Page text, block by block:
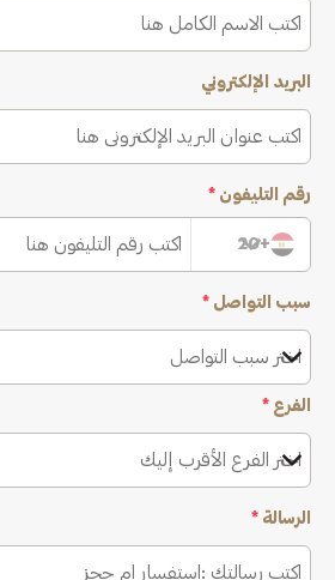
البريد الإلكتروني
رقم التليفون *
+20
سبب التواصل *
اختر سبب التواصل
الفرع *
اختر الفرع الأقرب إليك
الرسالة *